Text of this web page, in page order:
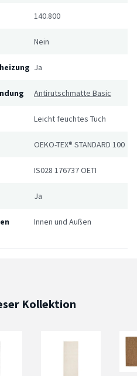
140.800
Nein
Ja
Antirutschmatte Basic
Leicht feuchtes Tuch
OEKO-TEX® STANDARD 100
IS028 176737 OETI
Ja
Innen und Außen
Kollektion